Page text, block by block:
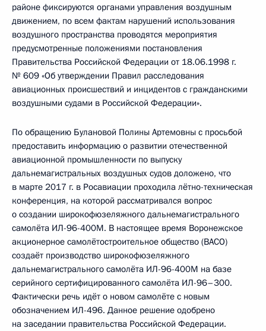
районе фиксируются органами управления воздушным
движением, по всем фактам нарушений использования
воздушного пространства проводятся мероприятия
предусмотренные положениями постановления
Правительства Российской Федерации от 18.06.1998 г.
№ 609 «Об утверждении Правил расследования
авиационных происшествий и инцидентов с гражданскими
воздушными судами в Российской Федерации».
По обращению Булановой Полины Артемовны с просьбой
предоставить информацию о развитии отечественной
авиационной промышленности по выпуску
дальнемагистральных воздушных судов доложено, что
в марте 2017 г. в Росавиации проходила лётно-техническая
конференция, на которой рассматривался вопрос
о создании широкофюзеляжного дальнемагистрального
самолёта ИЛ-96-400М. В настоящее время Воронежское
акционерное самолётостроительное общество (ВАСО)
создаёт производство широкофюзеляжного
дальнемагистрального самолёта ИЛ-96-400М на базе
серийного сертифицированного самолёта ИЛ-96–300.
Фактически речь идёт о новом самолёте с новым
обозначением ИЛ-496. Данное решение одобрено
на заседании правительства Российской Федерации.